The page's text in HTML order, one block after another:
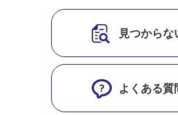
見つからな
よくある質